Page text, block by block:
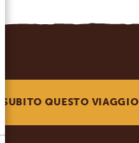
SUBITO QUESTO VIAGGIO